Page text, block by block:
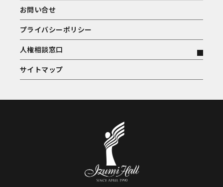
お問い合せ
プライバシーポリシー
人権相談窓口
サイトマップ